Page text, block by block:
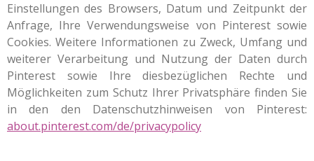
Einstellungen des Browsers, Datum und Zeitpunkt der
Anfrage, Ihre Verwendungsweise von Pinterest sowie
Cookies. Weitere Informationen zu Zweck, Umfang und
weiterer Verarbeitung und Nutzung der Daten durch
Pinterest sowie Ihre diesbezüglichen Rechte und
Möglichkeiten zum Schutz Ihrer Privatsphäre finden Sie
in den den Datenschutzhinweisen von Pinterest:
about.pinterest.com/de/privacypolicy